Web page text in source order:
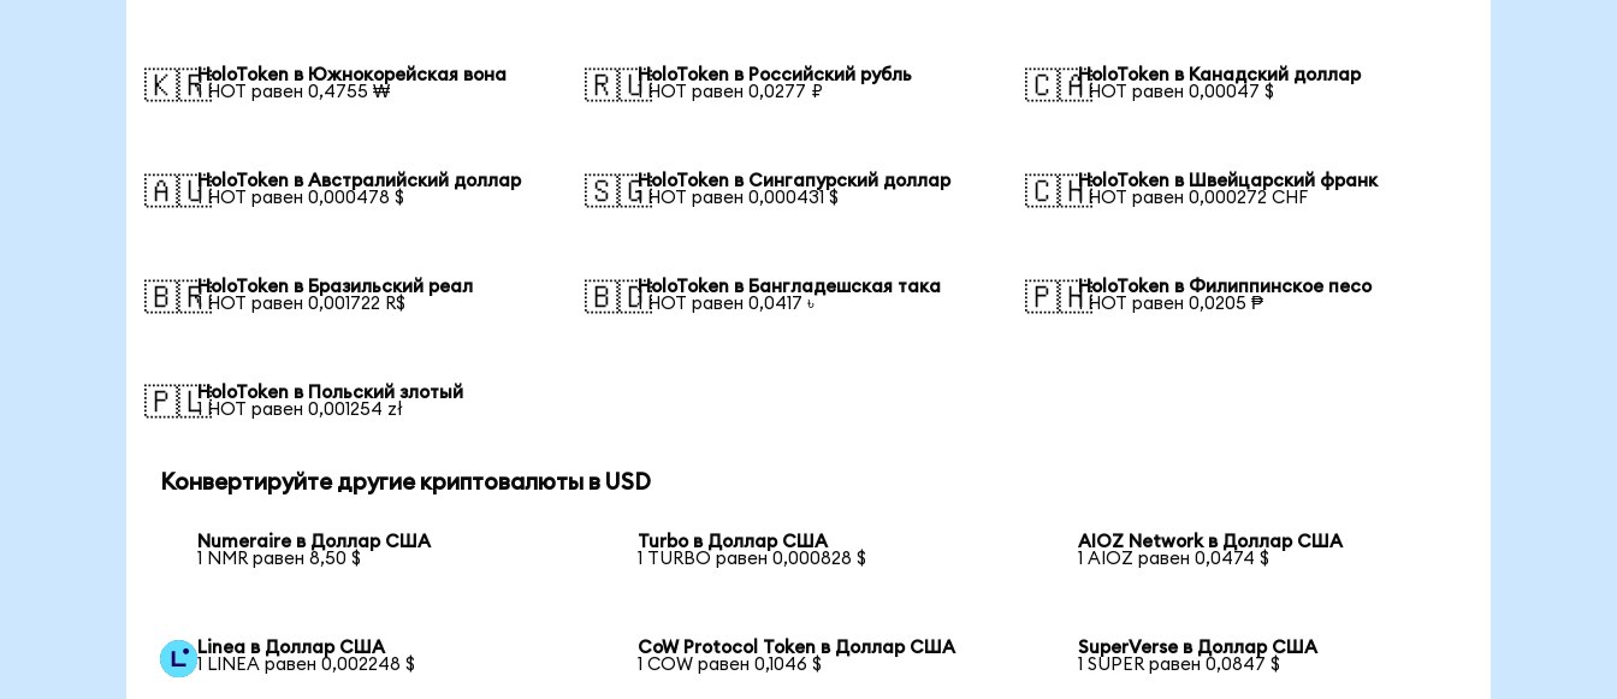
🇰🇷HoloToken в Южнокорейская вона
1 HOT равен 0,4755 ₩
🇷🇺HoloToken в Российский рубль
1 HOT равен 0,0277 ₽
🇨🇦HoloToken в Канадский доллар
1 HOT равен 0,00047 $
🇦🇺HoloToken в Австралийский доллар
1 HOT равен 0,000478 $
🇸🇬HoloToken в Сингапурский доллар
1 HOT равен 0,000431 $
🇨🇭HoloToken в Швейцарский франк
1 HOT равен 0,000272 CHF
🇧🇷HoloToken в Бразильский реал
1 HOT равен 0,001722 R$
🇧🇩HoloToken в Бангладешская така
1 HOT равен 0,0417 ৳
🇵🇭HoloToken в Филиппинское песо
1 HOT равен 0,0205 ₱
🇵🇱HoloToken в Польский злотый
1 HOT равен 0,001254 zł
Конвертируйте другие криптовалюты в USD
Numeraire в Доллар США
1 NMR равен 8,50 $
Turbo в Доллар США
1 TURBO равен 0,000828 $
AIOZ Network в Доллар США
1 AIOZ равен 0,0474 $
Linea в Доллар США
1 LINEA равен 0,002248 $
CoW Protocol Token в Доллар США
1 COW равен 0,1046 $
SuperVerse в Доллар США
1 SUPER равен 0,0847 $